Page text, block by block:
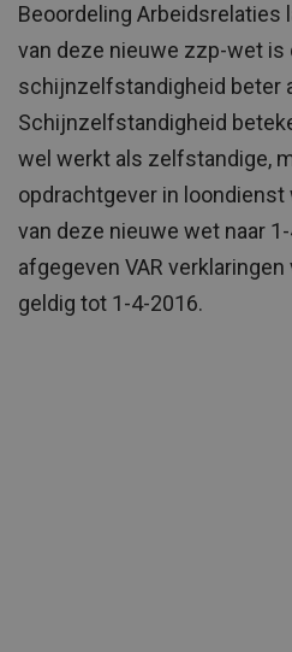
Beoordeling Arbeidsrelaties
van deze nieuwe zzp-wet is
schijnzelfstandigheid beter
Schijnzelfstandigheid
wel werkt als zelfstandige,
opdrachtgever in loondienst
van deze nieuwe wet naar
afgegeven VAR
geldig tot 1-4-2016.